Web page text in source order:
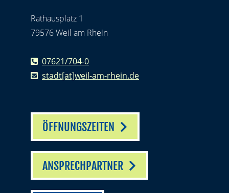
Rathausplatz 1
79576 Weil am Rhein
07621/704-0
stadt[at]weil-am-rhein.de
ÖFFNUNGSZEITEN
ANSPRECHPARTNER